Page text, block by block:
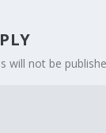
will not be